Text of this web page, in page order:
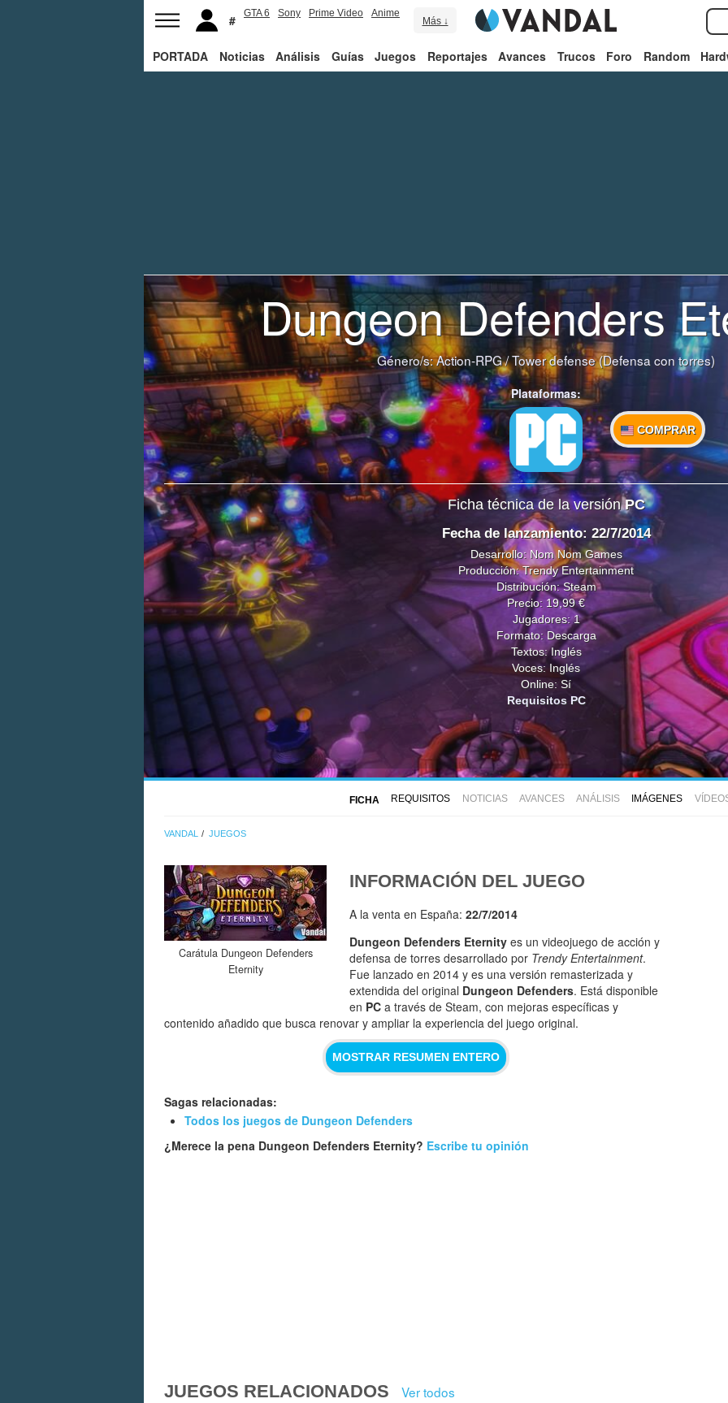
GTA 6 Sony Prime Video Anime
Más ↓
PORTADA Noticias Análisis Guías Juegos Reportajes Avances Trucos Foro Random
Dungeon Defenders
Género/s:Action-RPG/Tower defense (Defensa con torres)
Plataformas:
COMPRAR
Ficha técnica de la versiónPC
Fecha de lanzamiento: 22/7/2014
Desarrollo: Nom Nom Games
Producción: Trendy Entertainment
Distribución: Steam
Precio: 19,99 €
Jugadores: 1
Formato: Descarga
Textos: Inglés
Voces: Inglés
Online: Sí
Requisitos PC
FICHA REQUISITOS NOTICIAS AVANCES ANÁLISIS IMÁGENES
VANDAL JUEGOS
Carátula Dungeon Defenders
Eternity
INFORMACIÓN DEL JUEGO
A la venta en España: 22/7/2014
Dungeon Defenders Eternity es un videojuego de acción y
defensa de torres desarrollado por Trendy Entertainment.
Fue lanzado en 2014 y es una versión remasterizada y
extendida del original Dungeon Defenders. Está disponible
en PC a través de Steam, con mejoras específicas y
contenido añadido que busca renovar y ampliar la experiencia del juego original.
MOSTRAR RESUMEN ENTERO
Sagas relacionadas:
Todos los juegos de Dungeon Defenders
¿Merece la pena Dungeon Defenders Eternity? Escribe tu opinión
JUEGOS RELACIONADOS Ver todos